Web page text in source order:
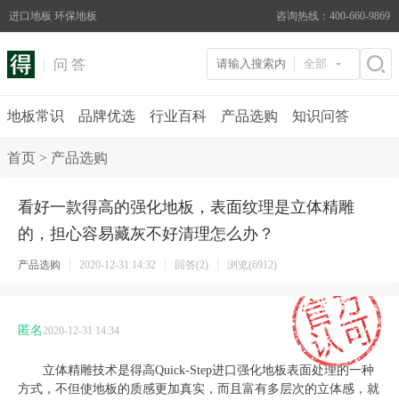
进口地板 环保地板 咨询热线：400-660-9869
问 答 全部
地板常识 品牌优选 行业百科 产品选购 知识问答
首页 > 产品选购
看好一款得高的强化地板，表面纹理是立体精雕
的，担心容易藏灰不好清理怎么办？
产品选购 2020-12-31 14:32 回答(2) 浏览(6912)
匿名2020-12-31 14:34
立体精雕技术是得高Quick-Step进口强化地板表面处理的一种
方式，不但使地板的质感更加真实，而且富有多层次的立体感，就